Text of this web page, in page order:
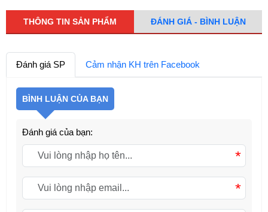
THÔNG TIN SẢN PHẨM ĐÁNH GIÁ - BÌNH LUẬN
Đánh giá SP Cảm nhận KH trên Facebook
BÌNH LUẬN CỦA BẠN
Đánh giá của bạn:
*
*